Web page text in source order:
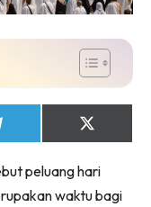
Share
on
(Twitter)
peluang hari
waktu bagi